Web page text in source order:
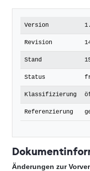
Version
Revision
Stand
Status
Klassifizierung
Referenzierung
Änderungen zur